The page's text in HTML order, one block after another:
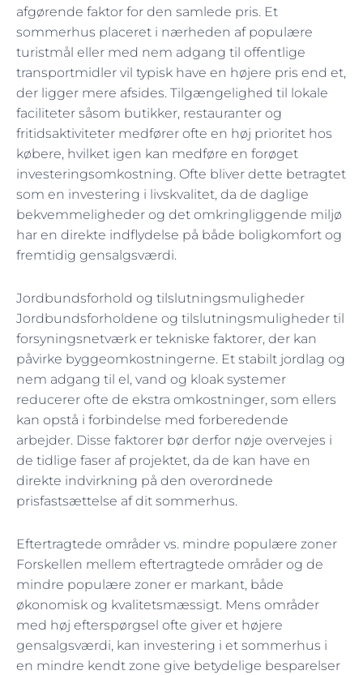
afgørende faktor for den samlede pris. Et
sommerhus placeret i nærheden af populære
turistmål eller med nem adgang til offentlige
transportmidler vil typisk have en højere pris end et,
der ligger mere afsides. Tilgængelighed til lokale
faciliteter såsom butikker, restauranter og
fritidsaktiviteter medfører ofte en høj prioritet hos
købere, hvilket igen kan medføre en forøget
investeringsomkostning. Ofte bliver dette betragtet
som en investering i livskvalitet, da de daglige
bekvemmeligheder og det omkringliggende miljø
har en direkte indflydelse på både boligkomfort og
fremtidig gensalgsværdi.
Jordbundsforhold og tilslutningsmuligheder
Jordbundsforholdene og tilslutningsmuligheder til
forsyningsnetværk er tekniske faktorer, der kan
påvirke byggeomkostningerne. Et stabilt jordlag og
nem adgang til el, vand og kloak systemer
reducerer ofte de ekstra omkostninger, som ellers
kan opstå i forbindelse med forberedende
arbejder. Disse faktorer bør derfor nøje overvejes i
de tidlige faser af projektet, da de kan have en
direkte indvirkning på den overordnede
prisfastsættelse af dit sommerhus.
Eftertragtede områder vs. mindre populære zoner
Forskellen mellem eftertragtede områder og de
mindre populære zoner er markant, både
økonomisk og kvalitetsmæssigt. Mens områder
med høj efterspørgsel ofte giver et højere
gensalgsværdi, kan investering i et sommerhus i
en mindre kendt zone give betydelige besparelser